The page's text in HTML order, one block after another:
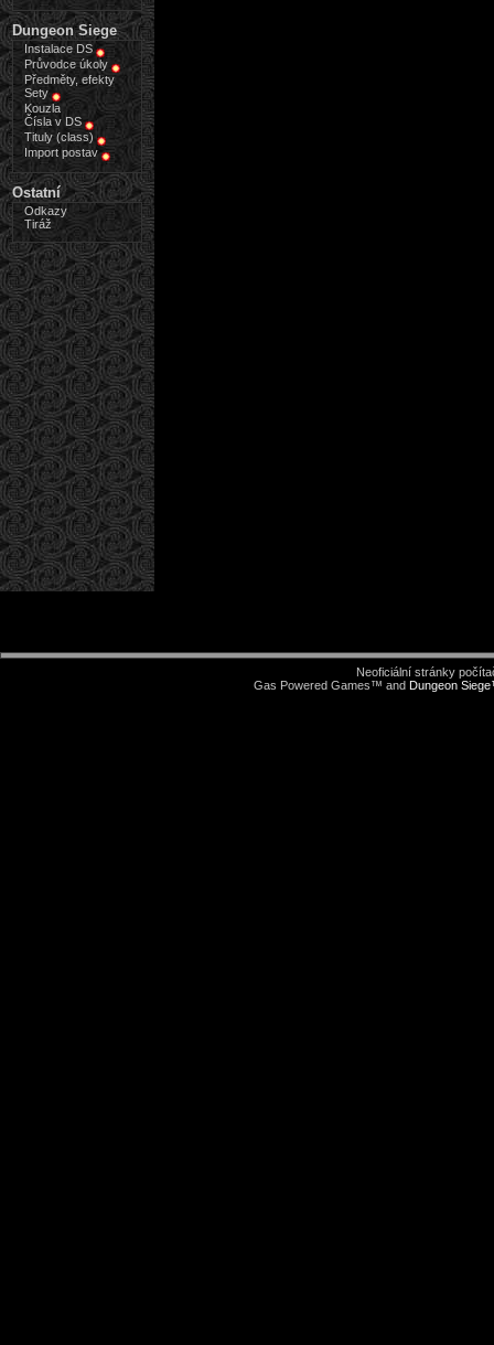
Dungeon Siege
Instalace DS
Průvodce úkoly
Předměty, efekty
Sety
Kouzla
Čísla v DS
Tituly (class)
Import postav
Ostatní
Odkazy
Tiráž
Neoficiální stránky
Gas Powered Games™ and Dungeon